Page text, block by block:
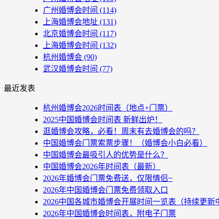
广州婚博会时间 (114)
上海婚博会地址 (131)
北京婚博会时间 (117)
上海婚博会时间 (132)
杭州婚博会 (90)
武汉婚博会时间 (77)
最近发表
杭州婚博会2026时间表（地点+门票）
2025中国婚博会时间表 新鲜出炉！
逛婚博会攻略，必看！周末有去婚博会的吗？
中国婚博会门票索票步骤！（婚博会小白必看）
中国婚博会最吸引人的优势是什么？
中国婚博会2026年时间表（最新）
2026年婚博会门票免费送，仅限情侣~
2026年中国婚博会门票免费领取入口
2026中国各城市婚博会开展时间一览表（持续更新
2026年中国婚博会时间表，附电子门票